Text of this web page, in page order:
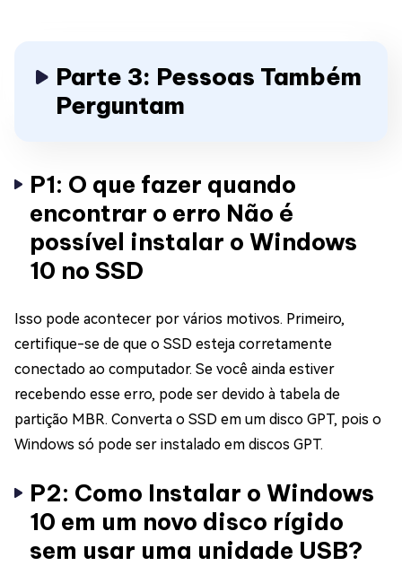
Parte 3: Pessoas Também
Perguntam
P1: O que fazer quando
encontrar o erro Não é
possível instalar o Windows
10 no SSD
Isso pode acontecer por vários motivos. Primeiro,
certifique-se de que o SSD esteja corretamente
conectado ao computador. Se você ainda estiver
recebendo esse erro, pode ser devido à tabela de
partição MBR. Converta o SSD em um disco GPT, pois o
Windows só pode ser instalado em discos GPT.
P2: Como Instalar o Windows
10 em um novo disco rígido
sem usar uma unidade USB?